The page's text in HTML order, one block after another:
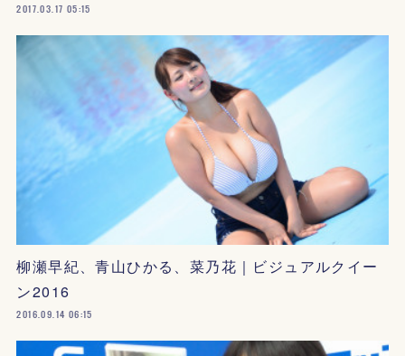
2017.03.17 05:15
柳瀬早紀、青山ひかる、菜乃花｜ビジュアルクイー
ン2016
2016.09.14 06:15